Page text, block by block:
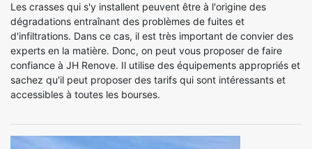
Les crasses qui s'y installent peuvent être à l'origine des
dégradations entraînant des problèmes de fuites et
d'infiltrations. Dans ce cas, il est très important de convier des
experts en la matière. Donc, on peut vous proposer de faire
confiance à JH Renove. Il utilise des équipements appropriés et
sachez qu'il peut proposer des tarifs qui sont intéressants et
accessibles à toutes les bourses.